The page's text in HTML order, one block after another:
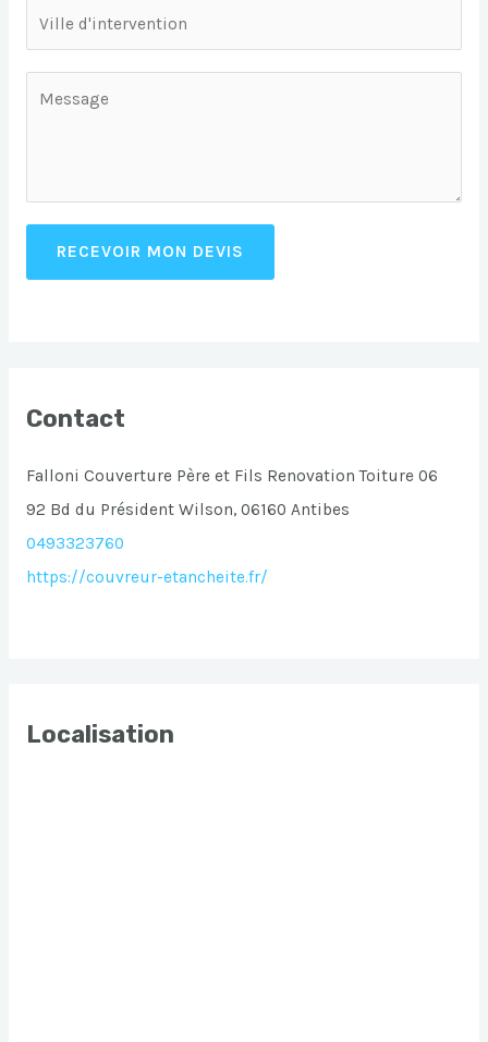
RECEVOIR MON DEVIS
Contact
Falloni Couverture Père et Fils Renovation Toiture 06
92 Bd du Président Wilson, 06160 Antibes
0493323760
https://couvreur-etancheite.fr/
Localisation